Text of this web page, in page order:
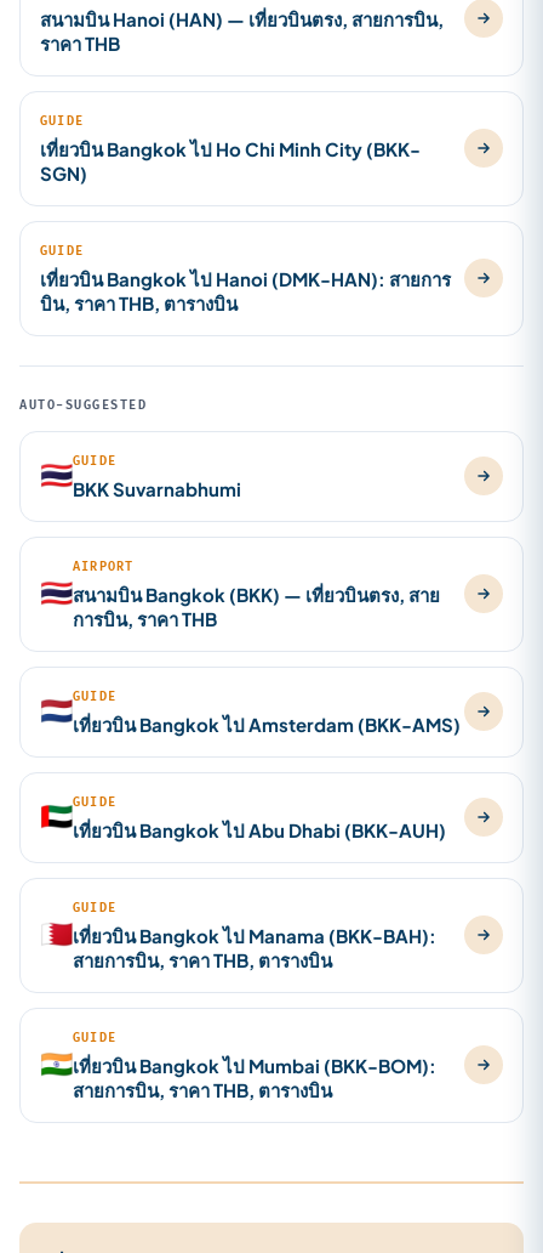
สนามบิน Hanoi (HAN) — เที่ยวบินตรง, สายการบิน,
ราคา THB
GUIDE
เที่ยวบิน Bangkok ไป Ho Chi Minh City (BKK-
SGN)
GUIDE
เที่ยวบิน Bangkok ไป Hanoi (DMK-HAN): สายการ
บิน, ราคา THB, ตารางบิน
AUTO-SUGGESTED
🇹🇭GUIDE
BKK Suvarnabhumi
🇹🇭
AIRPORT
สนามบิน Bangkok (BKK) — เที่ยวบินตรง, สาย
การบิน, ราคา THB
🇳🇱GUIDE
เที่ยวบิน Bangkok ไป Amsterdam (BKK-AMS)
🇦🇪GUIDE
เที่ยวบิน Bangkok ไป Abu Dhabi (BKK-AUH)
🇧🇭
GUIDE
เที่ยวบิน Bangkok ไป Manama (BKK-BAH):
สายการบิน, ราคา THB, ตารางบิน
🇮🇳
GUIDE
เที่ยวบิน Bangkok ไป Mumbai (BKK-BOM):
สายการบิน, ราคา THB, ตารางบิน